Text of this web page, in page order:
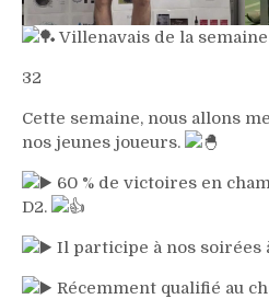
Villenavais de la semaine
32
Cette semaine, nous allons
nos jeunes joueurs.
60 % de victoires en
D2.
Il participe à nos soirées
Récemment qualifié au